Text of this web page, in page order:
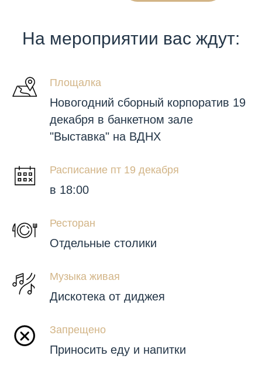
На мероприятии вас ждут:
Площалка
Новогодний сборный корпоратив 19
декабря в банкетном зале
"Выставка" на ВДНХ
Расписание пт 19 декабря
в 18:00
Ресторан
Отдельные столики
Музыка живая
Дискотека от диджея
Запрещено
Приносить еду и напитки